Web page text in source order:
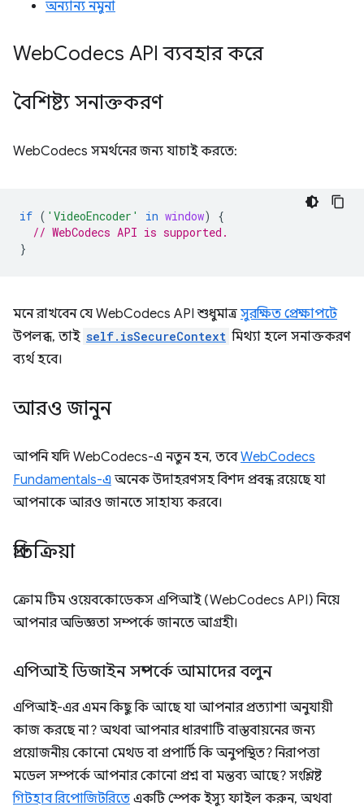
অন্যান্য নমুনা
WebCodecs API ব্যবহার করে
বৈশিষ্ট্য সনাক্তকরণ
WebCodecs সমর্থনের জন্য যাচাই করতে:
if ( 'VideoEncoder' in window)
{
// WebCodecs API is supported.
}
মনে রাখবেন যে WebCodecs API শুধুমাত্র সুরক্ষিত প্রেক্ষাপটে
উপলব্ধ, তাই self.isSecureContext মিথ্যা হলে সনাক্তকরণ
ব্যর্থ হবে।
আরও জানুন
আপনি যদি WebCodecs-এ নতুন হন, তবেWebCodecs
Fundamentals-এ অনেক উদাহরণসহ বিশদ প্রবন্ধ রয়েছে যা
আপনাকে আরও জানতে সাহায্য করবে।
প্রতিক্রিয়া
ক্রোম টিম ওয়েবকোডেকস এপিআই (WebCodecs API) নিয়ে
আপনার অভিজ্ঞতা সম্পর্কে জানতে আগ্রহী।
এপিআই ডিজাইন সম্পর্কে আমাদের বলুন
এপিআই-এর এমন কিছু কি আছে যা আপনার প্রত্যাশা অনুযায়ী
কাজ করছে না? অথবা আপনার ধারণাটি বাস্তবায়নের জন্য
প্রয়োজনীয় কোনো মেথড বা প্রপার্টি কি অনুপস্থিত? নিরাপত্তা
মডেল সম্পর্কে আপনার কোনো প্রশ্ন বা মন্তব্য আছে? সংশ্লিষ্ট
গিটহাব রিপোজিটরিতে একটি স্পেক ইস্যু ফাইল করুন, অথবা